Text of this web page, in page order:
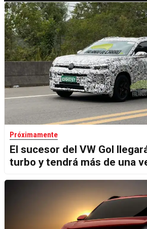
Próximamente
El sucesor del VW Gol
turbo y tendrá más de una